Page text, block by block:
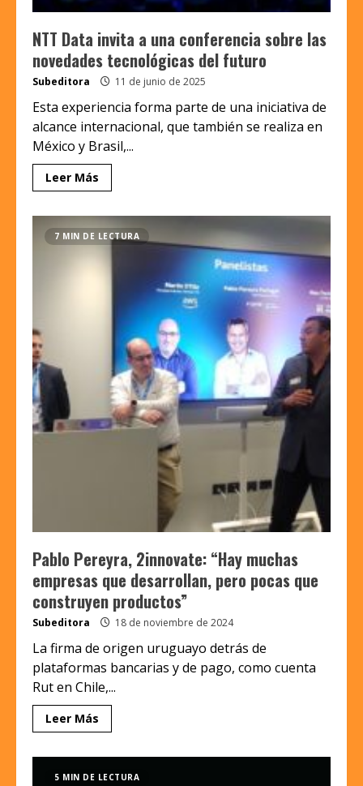
NTT Data invita a una conferencia sobre las
novedades tecnológicas del futuro
Subeditora 11 de junio de 2025
Esta experiencia forma parte de una iniciativa de
alcance internacional, que también se realiza en
México y Brasil,...
Leer Más
7 MIN DE LECTURA
Pablo Pereyra, 2innovate: “Hay muchas
empresas que desarrollan, pero pocas que
construyen productos”
Subeditora 18 de noviembre de 2024
La firma de origen uruguayo detrás de
plataformas bancarias y de pago, como cuenta
Rut en Chile,...
Leer Más
5 MIN DE LECTURA